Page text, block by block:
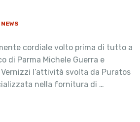
cordiale volto prima di tutto a
di Parma Michele Guerra e
Vernizzi l’attività svolta da Puratos
nella fornitura di …